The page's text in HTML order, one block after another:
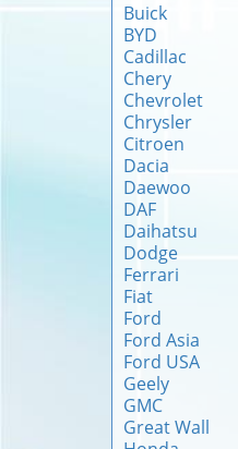
Buick
BYD
Cadillac
Chery
Chevrolet
Chrysler
Citroen
Dacia
Daewoo
DAF
Daihatsu
Dodge
Ferrari
Fiat
Ford
Ford Asia
Ford USA
Geely
GMC
Great Wall